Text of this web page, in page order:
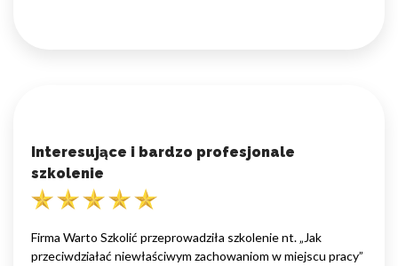
Interesujące i bardzo profesjonale
szkolenie
Firma Warto Szkolić przeprowadziła szkolenie nt. „Jak
przeciwdziałać niewłaściwym zachowaniom w miejscu pracy”